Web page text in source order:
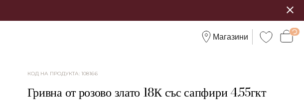
Магазини
КОД НА ПРОДУКТА: 108166
Гривна от розово злато 18К със сапфири 4.55гкт